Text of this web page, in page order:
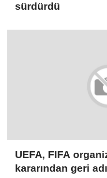
sürdürdü
UEFA, FIFA
kararından geri